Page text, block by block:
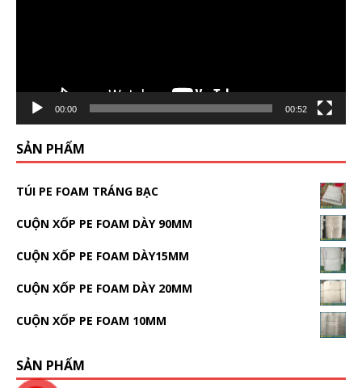
00:00 00:52
SẢN PHẨM
TÚI PE FOAM TRÁNG BẠC
CUỘN XỐP PE FOAM DÀY 90MM
CUỘN XỐP PE FOAM DÀY15MM
CUỘN XỐP PE FOAM DÀY 20MM
CUỘN XỐP PE FOAM 10MM
SẢN PHẨM